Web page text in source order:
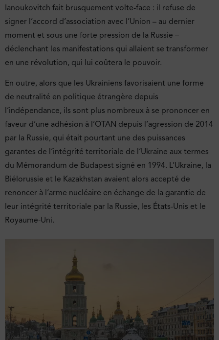
Ianoukovitch fait brusquement volte-face : il refuse de
signer l’accord d’association avec l’Union – au dernier
moment et sous une forte pression de la Russie –
déclenchant les manifestations qui allaient se transformer
en une révolution, qui lui coûtera le pouvoir.
En outre, alors que les Ukrainiens favorisaient une forme
de neutralité en politique étrangère depuis
l’indépendance, ils sont plus nombreux à se prononcer en
faveur d’une adhésion à l’OTAN depuis l’agression de 2014
par la Russie, qui était pourtant une des puissances
garantes de l’intégrité territoriale de l’Ukraine aux termes
du Mémorandum de Budapest signé en 1994. L’Ukraine, la
Biélorussie et le Kazakhstan avaient alors accepté de
renoncer à l’arme nucléaire en échange de la garantie de
leur intégrité territoriale par la Russie, les États-Unis et le
Royaume-Uni.